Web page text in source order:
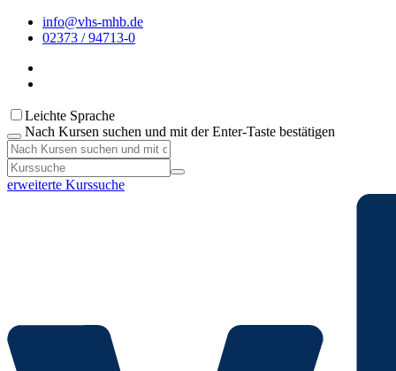
info@vhs-mhb.de
02373 / 94713-0
Leichte Sprache
Nach Kursen suchen und mit der Enter-Taste bestätigen
erweiterte Kurssuche